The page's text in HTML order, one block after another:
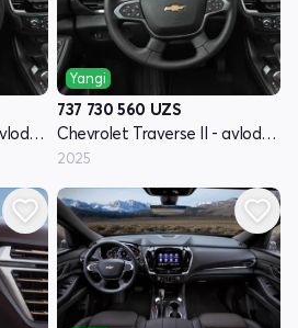
Chevrolet Traverse II - avlod restyling
Yangi
737 730 560 UZS
Chevrolet Traverse II - avlod restyling
2025